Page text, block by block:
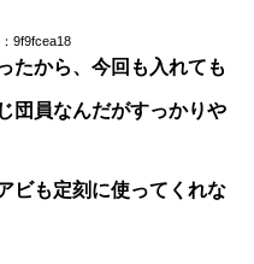
9f9fcea18
たから、今回も入れても
団員なんだがすっかりや
ビも定刻に使ってくれな